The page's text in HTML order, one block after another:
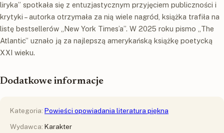
liryka” spotkała się z entuzjastycznym przyjęciem publiczności i
krytyki – autorka otrzymała za nią wiele nagród, książka trafiła na
listę bestsellerów „New York Times’a”. W 2025 roku pismo „The
Atlantic” uznało ją za najlepszą amerykańską książkę poetycką
XXI wieku.
Dodatkowe informacje
Kategoria: Powieści opowiadania literatura piękna
Wydawca: Karakter